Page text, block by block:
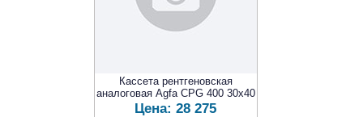
Кассета рентгеновская
аналоговая Agfa CPG 400 30x40
Цена: 28 275